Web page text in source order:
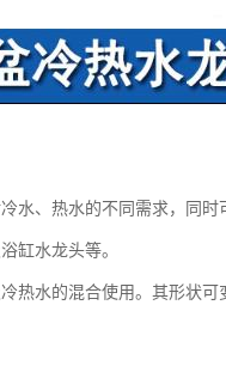
水、热水的不同需求，同
缸水龙头等。
热水的混合使用。其形状